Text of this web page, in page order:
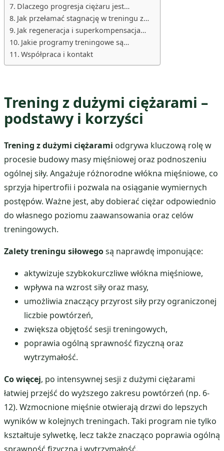
Dlaczego progresja ciężaru jest…
Jak przełamać stagnację w treningu z…
Jak regeneracja i superkompensacja…
Jakie programy treningowe są…
Współpraca i kontakt
Trening z dużymi ciężarami –
podstawy i korzyści
Trening z dużymi ciężarami odgrywa kluczową rolę w
procesie budowy masy mięśniowej oraz podnoszeniu
ogólnej siły. Angażuje różnorodne włókna mięśniowe, co
sprzyja hipertrofii i pozwala na osiąganie wymiernych
postępów. Ważne jest, aby dobierać ciężar odpowiednio
do własnego poziomu zaawansowania oraz celów
treningowych.
Zalety treningu siłowegosą naprawdę imponujące:
aktywizuje szybkokurczliwe włókna mięśniowe,
wpływa na wzrost siły oraz masy,
umożliwia znaczący przyrost siły przy ograniczonej
liczbie powtórzeń,
zwiększa objętość sesji treningowych,
poprawia ogólną sprawność fizyczną oraz
wytrzymałość.
Co więcej, po intensywnej sesji z dużymi ciężarami
łatwiej przejść do wyższego zakresu powtórzeń (np. 6-
12). Wzmocnione mięśnie otwierają drzwi do lepszych
wyników w kolejnych treningach. Taki program nie tylko
kształtuje sylwetkę, lecz także znacząco poprawia ogólną